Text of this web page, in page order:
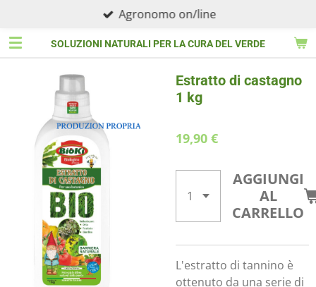
contenutoSOLUZIONI NATURALI PER LA CURA DEL VERDE
Agronomo on/line
Estratto di castagno
1 kg
19,90 €
AGGIUNGI
AL
CARRELLO
L'estratto di tannino è
ottenuto da una serie di